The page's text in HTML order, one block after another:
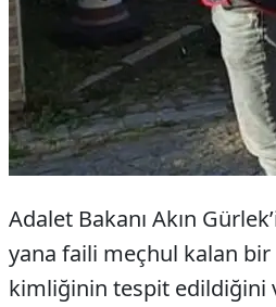
Adalet Bakanı Akın
yana faili meçhul kalan bir
kimliğinin tespit edildiğini